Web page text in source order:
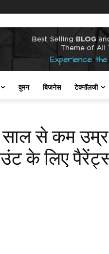
वुमन बिजनेस टेक्नॉलजी
से कम
के लिए